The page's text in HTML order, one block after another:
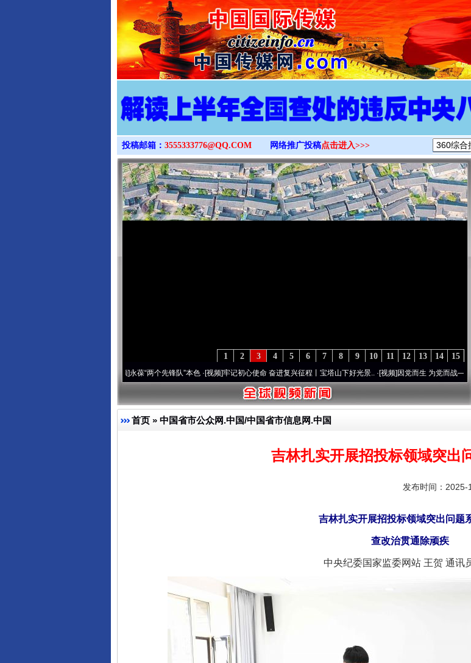
>
投稿邮箱： 3555333776@QQ.COM 网络推广投稿点击进入>>>
15
14
13
12
11
10
9
8
7
6
5
4
3
2
1
永葆“两个先锋队”本色·[视频]牢记初心使命 奋进复兴征程丨宝塔山下好光景..·[视频]因党而生 为党而战——百年“纪”事
首页 » 中国省市公众网.中国/中国省市信息网.中国
吉林扎实开展招投标领域突出
发布时间：2025-
吉林扎实开展招投标领域突出问题
查改治贯通除顽疾
中央纪委国家监委网站 王贺 通讯